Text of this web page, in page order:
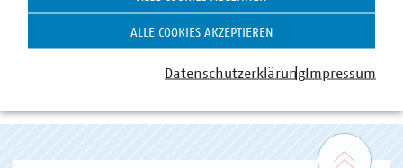
Zum
ALLE COOKIES AKZEPTIEREN
DatenschutzerklärungImpressum